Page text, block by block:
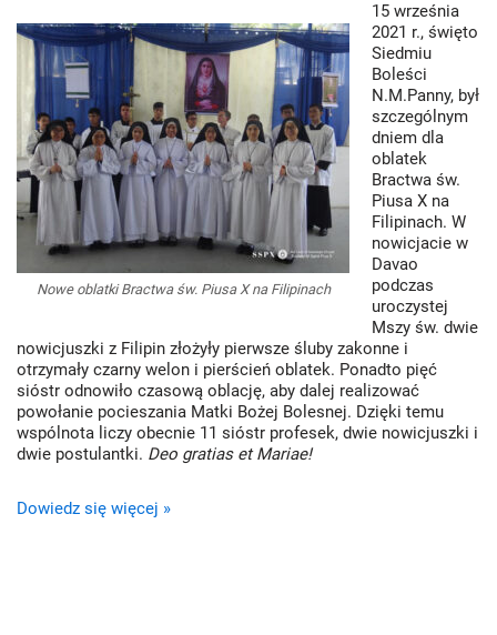
Nowe oblatki Bractwa św. Piusa X na Filipinach
15 września
2021 r., święto
Siedmiu
Boleści
N.M.Panny, był
szczególnym
dniem dla
oblatek
Bractwa św.
Piusa X na
Filipinach. W
nowicjacie w
Davao
podczas
uroczystej
Mszy św. dwie
nowicjuszki z Filipin złożyły pierwsze śluby zakonne i
otrzymały czarny welon i pierścień oblatek. Ponadto pięć
sióstr odnowiło czasową oblację, aby dalej realizować
powołanie pocieszania Matki Bożej Bolesnej. Dzięki temu
wspólnota liczy obecnie 11 sióstr profesek, dwie nowicjuszki i
dwie postulantki. Deo gratias et Mariae!
Dowiedz się więcej »